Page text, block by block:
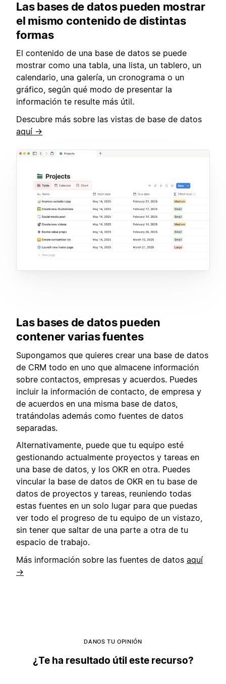
Las bases de datos pueden mostrar
el mismo contenido de distintas
formas
El contenido de una base de datos se puede
mostrar como una tabla, una lista, un tablero, un
calendario, una galería, un cronograma o un
gráfico, según qué modo de presentar la
información te resulte más útil.
Descubre más sobre las vistas de base de datos
aquí →
Las bases de datos pueden
contener varias fuentes
Supongamos que quieres crear una base de datos
de CRM todo en uno que almacene información
sobre contactos, empresas y acuerdos. Puedes
incluir la información de contacto, de empresa y
de acuerdos en una misma base de datos,
tratándolas además como fuentes de datos
separadas.
Alternativamente, puede que tu equipo esté
gestionando actualmente proyectos y tareas en
una base de datos, y los OKR en otra. Puedes
vincular la base de datos de OKR en tu base de
datos de proyectos y tareas, reuniendo todas
estas fuentes en un solo lugar para que puedas
ver todo el progreso de tu equipo de un vistazo,
sin tener que saltar de una parte a otra de tu
espacio de trabajo.
Más información sobre las fuentes de datos aquí
→
DANOS TU OPINIÓN
¿Te ha resultado útil este recurso?